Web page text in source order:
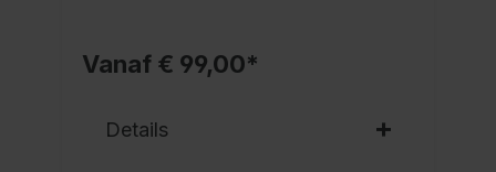
Vanaf € 99,00*
Details